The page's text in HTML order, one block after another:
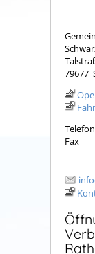
79677
Telefon
Fax